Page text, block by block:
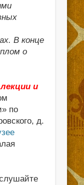
В конце
о
и
по
д.